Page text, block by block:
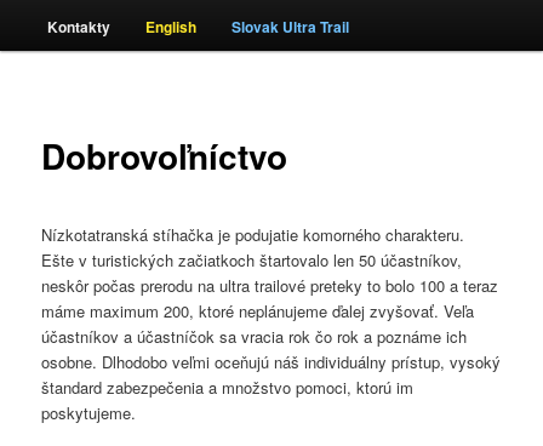
Kontakty English Slovak Ultra Trail
Dobrovoľníctvo
Nízkotatranská stíhačka je podujatie komorného charakteru.
Ešte v turistických začiatkoch štartovalo len 50 účastníkov,
neskôr počas prerodu na ultra trailové preteky to bolo 100 a teraz
máme maximum 200, ktoré neplánujeme ďalej zvyšovať. Veľa
účastníkov a účastníčok sa vracia rok čo rok a poznáme ich
osobne. Dlhodobo veľmi oceňujú náš individuálny prístup, vysoký
štandard zabezpečenia a množstvo pomoci, ktorú im
poskytujeme.